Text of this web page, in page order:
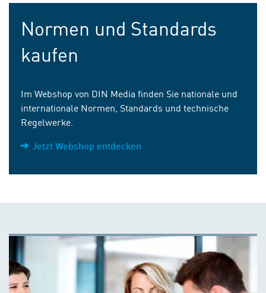
Normen und Standards
kaufen
Im Webshop von DIN Media finden Sie nationale und
internationale Normen, Standards und technische
Regelwerke.
Jetzt Webshop entdecken